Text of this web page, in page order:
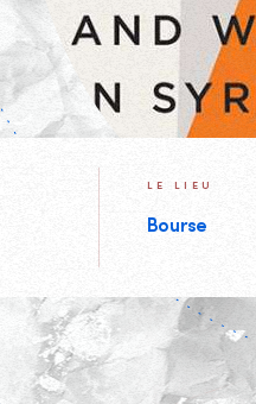
LE LIEU
Bourse